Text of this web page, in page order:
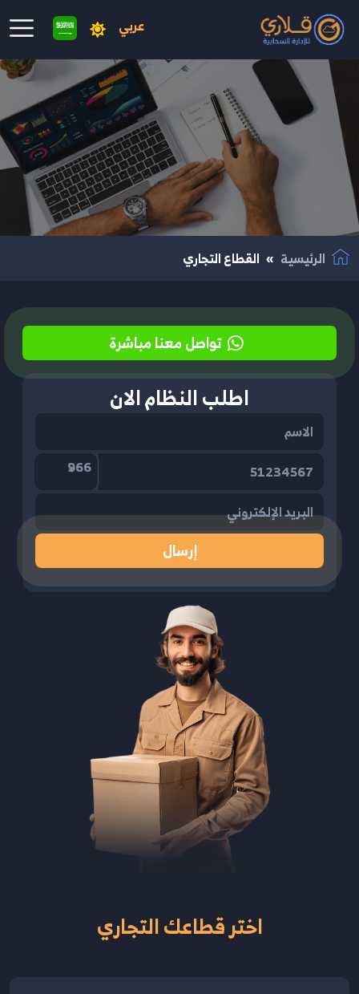
عربي
انتقال إلى المحتوى الرئيسي
الرئيسية القطاع التجاري
تواصل معنا مباشرة
اطلب النظام الان
966
إرسال
اختر قطاعك التجاري